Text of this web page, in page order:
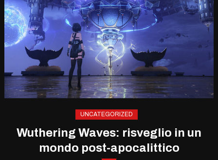
UNCATEGORIZED
Wuthering Waves: risveglio in un
mondo post-apocalittico